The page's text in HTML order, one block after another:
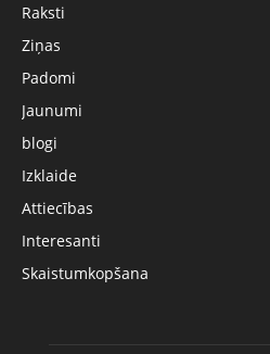
Raksti
Ziņas
Padomi
Jaunumi
blogi
Izklaide
Attiecības
Interesanti
Skaistumkopšana